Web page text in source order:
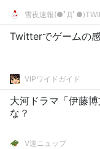
雪夜速報(●ﾟДﾟ
Twitterでゲームの
VIPワイドガイド
大河ドラマ「伊藤
な？
V速ニュップ